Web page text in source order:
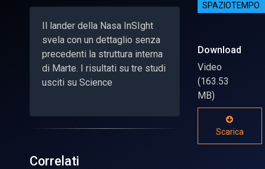
Il lander della Nasa InSIght
svela con un dettaglio senza
precedenti la struttura interna
di Marte. I risultati su tre studi
usciti su Science
SPAZIOTEMPO
Download
Video
(163.53
MB)
Scarica
Correlati